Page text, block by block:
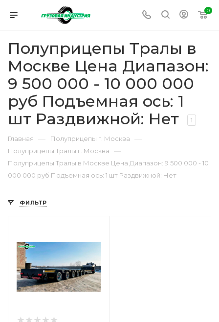
0
Полуприцепы Тралы в
Москве Цена Диапазон:
9 500 000 - 10 000 000
руб Подъемная ось: 1
шт Раздвижной: Нет
1
Главная — Полуприцепы г. Москва —
Полуприцепы Тралы г. Москва —
Полуприцепы Тралы в Москве Цена Диапазон: 9 500 000 - 10
000 000 руб Подъемная ось: 1 шт Раздвижной: Нет
ФИЛЬТР